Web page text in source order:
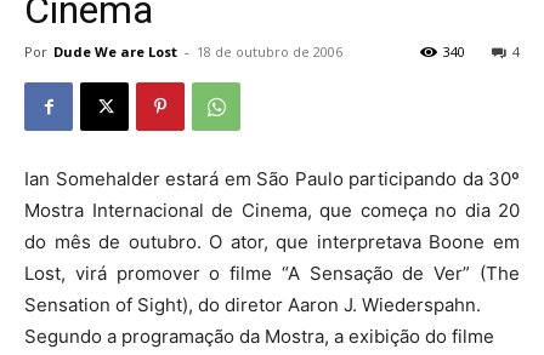
Cinema
Por Dude We are Lost - 18 de outubro de 2006 4
340
Ian Somehalder estará em São Paulo participando da 30º
Mostra Internacional de Cinema, que começa no dia 20
do mês de outubro. O ator, que interpretava Boone em
Lost, virá promover o filme “A Sensação de Ver” (The
Sensation of Sight), do diretor Aaron J. Wiederspahn.
Segundo a programação da Mostra, a exibição do filme